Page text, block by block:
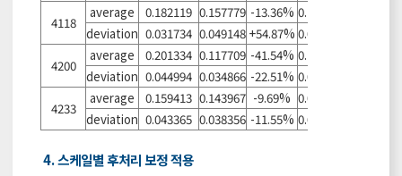
4118
average 0.182119 0.157779 -13.36% 0.121190
deviation 0.031734 0.049148 +54.87% 0.028844
4200
average 0.201334 0.117709 -41.54% 0.109975
deviation 0.044994 0.034866 -22.51% 0.035348
4233
average 0.159413 0.143967 -9.69% 0.090604
deviation 0.043365 0.038356 -11.55% 0.028245
4. 스케일별 후처리 보정 적용